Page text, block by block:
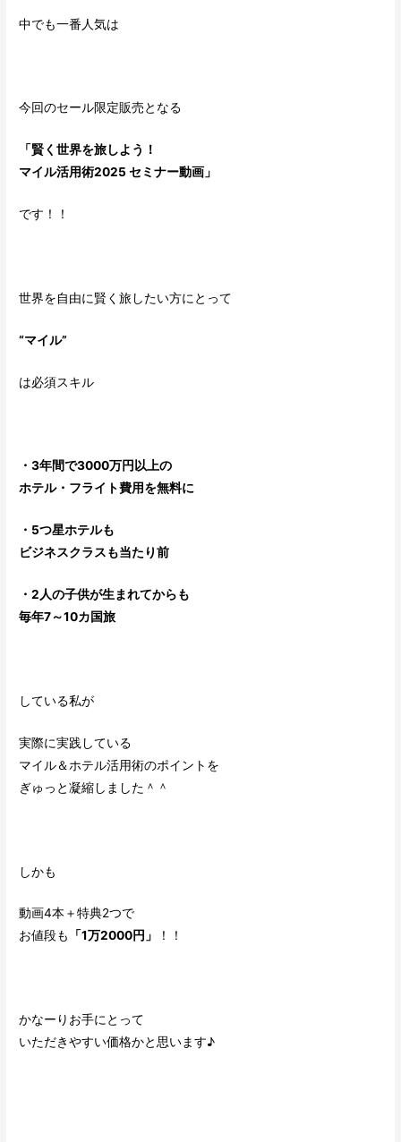
中でも一番人気は
今回のセール限定販売となる
「賢く世界を旅しよう！
マイル活用術2025 セミナー動画」
です！！
世界を自由に賢く旅したい方にとって
“マイル”
は必須スキル
・3年間で3000万円以上の
ホテル・フライト費用を無料に
・5つ星ホテルも
ビジネスクラスも当たり前
・2人の子供が生まれてからも
毎年7～10カ国旅
している私が
実際に実践している
マイル＆ホテル活用術のポイントを
ぎゅっと凝縮しました＾＾
しかも
動画4本＋特典2つで
お値段も
「1万2000円」 ！！
かなーりお手にとって
いただきやすい価格かと思います♪